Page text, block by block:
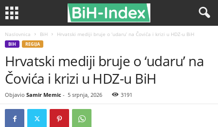
Naslovnica BiH Hrvatski mediji bruje o ‘udaru’ na Čovića i krizi u HDZ-u BiH
BIH REGIJA
Hrvatski mediji bruje o ‘udaru’ na
Čovića i krizi u HDZ-u BiH
Objavio Samir Memic - 5 srpnja, 2026 3191